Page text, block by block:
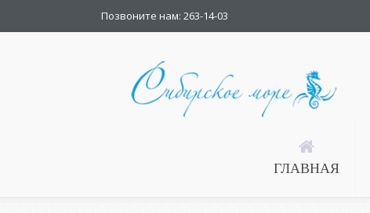
Позвоните нам: 263-14-03
ГЛАВНАЯ